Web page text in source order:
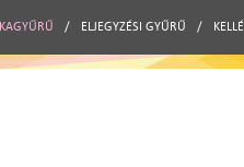
/ ELJEGYZÉSI GYŰRŰ /